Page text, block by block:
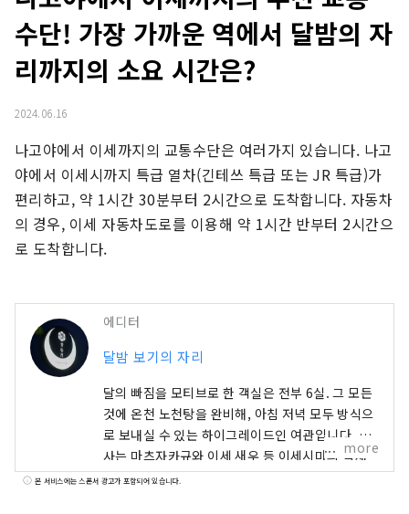
수단! 가장 가까운 역에서 달밤의 자
리까지의 소요 시간은?
2024.06.16
나고야에서 이세까지의 교통수단은 여러가지 있습니다. 나고
야에서 이세시까지 특급 열차(긴테쓰 특급 또는 JR 특급)가
편리하고, 약 1시간 30분부터 2시간으로 도착합니다. 자동차
의 경우, 이세 자동차도로를 이용해 약 1시간 반부터 2시간으
로 도착합니다.
에디터
달밤 보기의 자리
달의 빠짐을 모티브로 한 객실은 전부 6실. 그 모든
것에 온천 노천탕을 완비해, 아침 저녁 모두 방식으
로 보내실 수 있는 하이그레이드인 여관입니다. 식
사는 마츠자카규와 이세 새우 등 이세시마의 식재
료를 듬뿍 사용한 가이세키요리를 즐길 수 있습니
more
본 서비스에는 스폰서 광고가 포함되어 있습니다.